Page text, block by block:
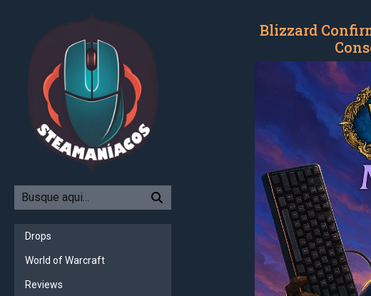
Drops
World of Warcraft
Reviews
Blizzard